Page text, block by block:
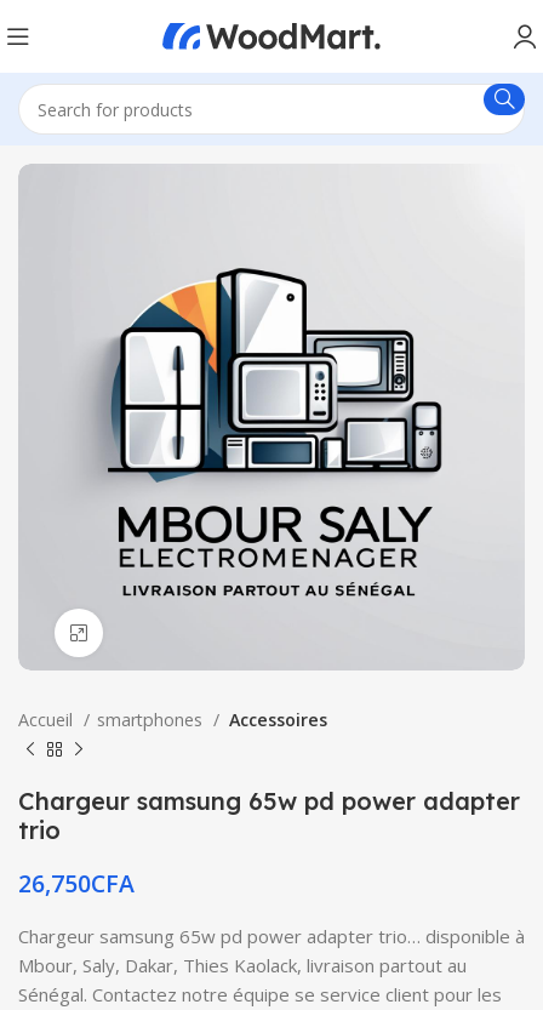
Accueil smartphones Accessoires
Chargeur samsung 65w pd power adapter
trio
26,750CFA
Chargeur samsung 65w pd power adapter trio… disponible à
Mbour, Saly, Dakar, Thies Kaolack, livraison partout au
Sénégal. Contactez notre équipe se service client pour les